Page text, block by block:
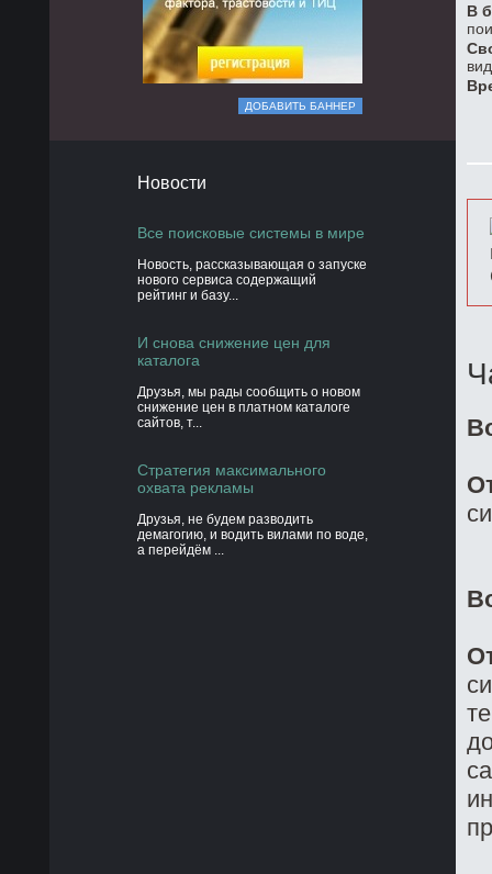
ДОБАВИТЬ БАННЕР
Новости
Все поисковые системы в мире
Новость, рассказывающая о запуске
нового сервиса содержащий
рейтинг и базу...
И снова снижение цен для
каталога
Друзья, мы рады сообщить о новом
снижение цен в платном каталоге
сайтов, т...
Стратегия максимального
охвата рекламы
Друзья, не будем разводить
демагогию, и водить вилами по воде,
а перейдём ...
В